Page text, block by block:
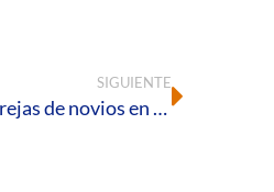
SIGUIENTE
Los Equipos de Nuestra Señora acompañan a cuatro parejas de novios en su preparación al matrimonio